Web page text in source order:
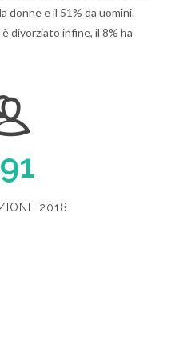
donne e il 51% da uomini.
divorziato infine, il 8% ha
2018